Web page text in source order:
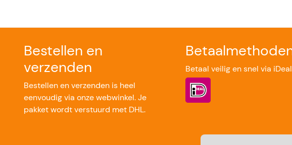
Bestellen en
verzenden
Bestellen en verzenden is heel
eenvoudig via onze webwinkel. Je
pakket wordt verstuurd met DHL.
Betaal veilig en snel via iDeal